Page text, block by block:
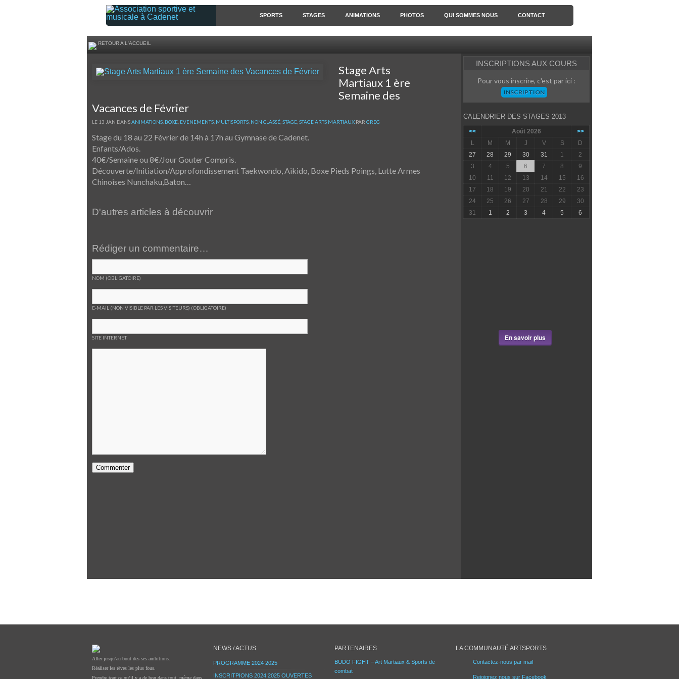
SPORTS STAGES ANIMATIONS PHOTOS QUI SOMMES NOUS CONTACT
RETOUR A L'ACCUEIL
Stage Arts
Martiaux 1 ère
Semaine des
Vacances de Février
LE 13 JAN DANSANIMATIONS BOXE EVENEMENTS MULTISPORTS NON CLASSÉ STAGE STAGE ARTS MARTIAUX PAR GREG
Stage du 18 au 22 Février de 14h à 17h au Gymnase de Cadenet.
Enfants/Ados.
40€/Semaine ou 8€/Jour Gouter Compris.
Découverte/Initiation/Approfondissement Taekwondo, Aikido, Boxe Pieds Poings, Lutte Armes
Chinoises Nunchaku,Baton…
D'autres articles à découvrir
Rédiger un commentaire…
NOM (OBLIGATOIRE)
E-MAIL (NON VISIBLE PAR LES VISITEURS) (OBLIGATOIRE)
SITE INTERNET
INSCRIPTIONS AUX COURS
Pour vous inscrire, c'est par ici :
INSCRIPTION
CALENDRIER DES STAGES 2013
<< Août 2026
>>
L
M M J V S
D
27
28 29 30 31 1
2
3
4 5 6 7 8
9
10
11 12 13 14 15
16
17
18 19 20 21 22
23
24
25 26 27 28 29
30
31
1 2 3 4 5 6
En savoir plus
Aller jusqu’au bout des ses ambitions.
Réaliser les rêves les plus fous.
Prendre tout ce qu’il y a de bon dans tout, même dans
NEWS / ACTUS
PROGRAMME 2024 2025
INSCRITPIONS 2024 2025 OUVERTES
PARTENAIRES
BUDO FIGHT – Art Martiaux & Sports de
combat
LA COMMUNAUTÉ ARTSPORTS
Contactez-nous par mail
Rejoignez nous sur Facebook